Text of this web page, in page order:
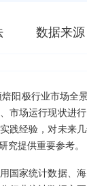
数据来源
阳极行业市场全
市场运行现状进
践经验，对未来
究提供重要参考。
国家统计数据、